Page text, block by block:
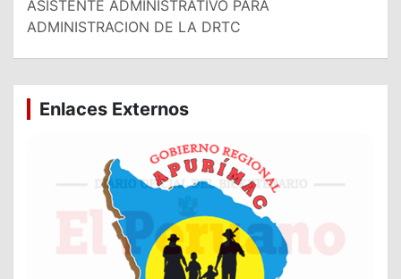
ASISTENTE ADMINISTRATIVO PARA
ADMINISTRACION DE LA DRTC
Enlaces Externos